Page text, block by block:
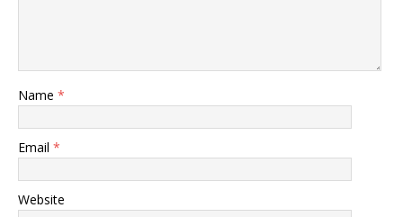
Name *
Email *
Website